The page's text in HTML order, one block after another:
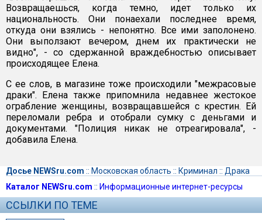
Возвращаешься, когда темно, идет только их
национальность. Они понаехали последнее время,
откуда они взялись - непонятно. Все ими заполонено.
Они выползают вечером, днем их практически не
видно", - со сдержанной враждебностью описывает
происходящее Елена.
С ее слов, в магазине тоже происходили "межрасовые
драки". Елена также припомнила недавнее жестокое
ограбление женщины, возвращавшейся с крестин. Ей
переломали ребра и отобрали сумку с деньгами и
документами. "Полиция никак не отреагировала", -
добавила Елена.
Досье NEWSru.com :: Московская область :: Криминал :: Драка
Каталог NEWSru.com :: Информационные интернет-ресурсы
ССЫЛКИ ПО ТЕМЕ